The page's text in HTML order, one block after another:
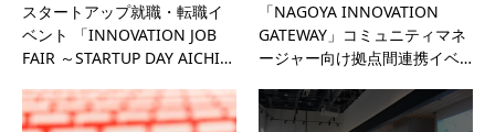
スタートアップ就職・転職イ
ベント 「INNOVATION JOB
FAIR ～STARTUP DAY AICHI…
「NAGOYA INNOVATION
GATEWAY」コミュニティマネ
ージャー向け拠点間連携イベ…